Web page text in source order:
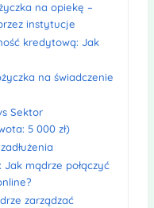
na opiekę –
instytucje
kredytową: Jak
na świadczenie
Sektor
5 000 zł)
mądrze połączyć
zarządzać